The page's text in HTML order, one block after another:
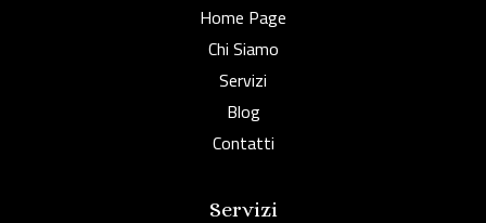
Home Page
Chi Siamo
Servizi
Blog
Contatti
Servizi